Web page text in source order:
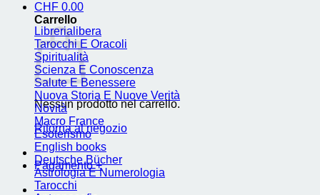
CHF 0.00
Carrello
Nessun prodotto nel carrello.
Ritorna al negozio
Pagamento +
Librerialibera
Tarocchi E Oracoli
Spiritualità
Scienza E Conoscenza
Salute E Benessere
Nuova Storia E Nuove Verità
Novità
Macro France
Esoterismo
English books
Deutsche Bücher
Astrologia E Numerologia
Tarocchi